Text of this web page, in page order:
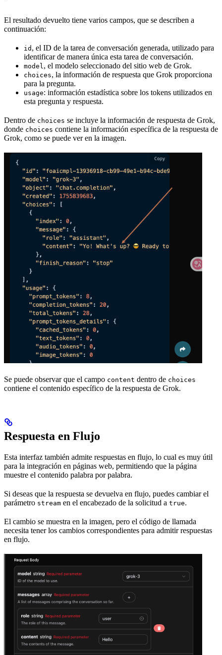
El resultado devuelto tiene varios campos, que se describen a
continuación:
id , el ID de la tarea de conversación generada, utilizado para
identificar de manera única esta tarea de conversación.
model , el modelo seleccionado del sitio web de Grok.
choices, la información de respuesta que Grok proporciona
para la pregunta.
usage: información estadística sobre los tokens utilizados en
esta pregunta y respuesta.
Dentro de choices se incluye la información de respuesta de Grok,
donde choices contiene la información específica de la respuesta de
Grok, como se puede ver en la imagen.
Se puede observar que el campo content dentro de choices
contiene el contenido específico de la respuesta de Grok.
Respuesta en Flujo
Esta interfaz también admite respuestas en flujo, lo cual es muy útil
para la integración en páginas web, permitiendo que la página
muestre el contenido palabra por palabra.
Si deseas que la respuesta se devuelva en flujo, puedes cambiar el
parámetro stream en el encabezado de la solicitud a true.
El cambio se muestra en la imagen, pero el código de llamada
necesita tener los cambios correspondientes para admitir respuestas
en flujo.